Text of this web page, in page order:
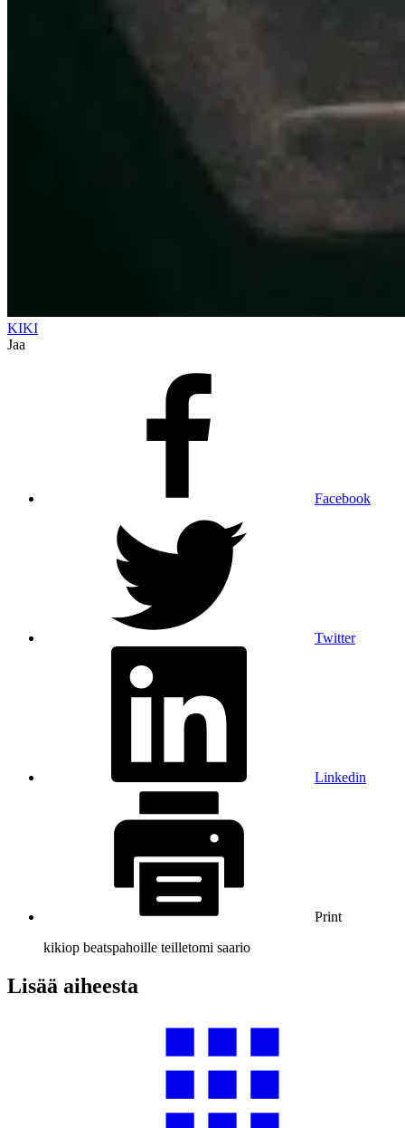
KIKI
Jaa
Facebook
Twitter
Linkedin
Print
kikiop beatspahoille teilletomi saario
Lisää aiheesta